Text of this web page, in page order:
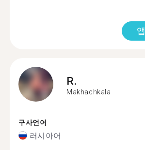
R.
Makhachkala
구사언어
러시아어